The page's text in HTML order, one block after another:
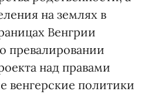
на землях в
Венгрии
превалировании
над правами
венгерские политики